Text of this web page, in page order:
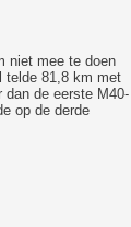
niet mee te doen
telde 81,8 km met
de eerste M40-
op de derde